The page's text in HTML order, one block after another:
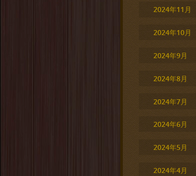
2024年11月
2024年10月
2024年9月
2024年8月
2024年7月
2024年6月
2024年5月
2024年4月